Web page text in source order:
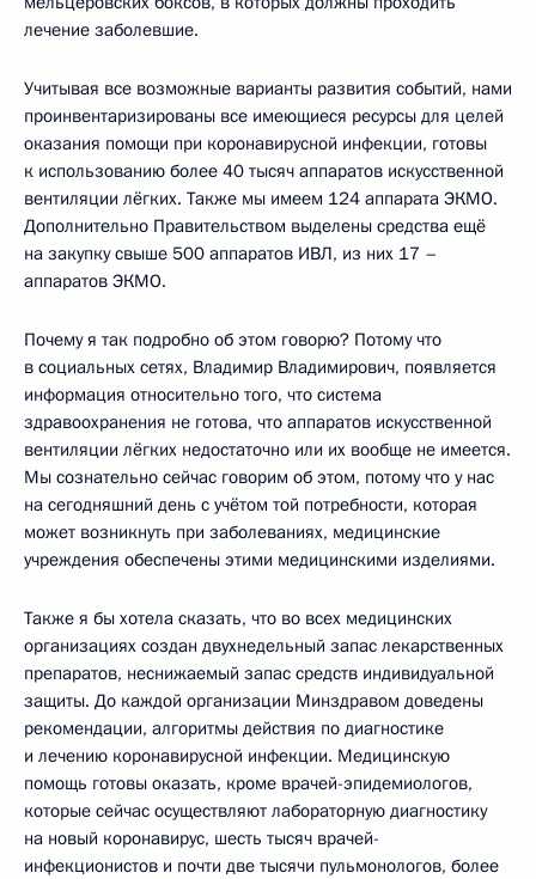
лечение заболевшие.
Учитывая все возможные варианты развития событий, нами
проинвентаризированы все имеющиеся ресурсы для целей
оказания помощи при коронавирусной инфекции, готовы
к использованию более 40 тысяч аппаратов искусственной
вентиляции лёгких. Также мы имеем 124 аппарата ЭКМО.
Дополнительно Правительством выделены средства ещё
на закупку свыше 500 аппаратов ИВЛ, из них 17 –
аппаратов ЭКМО.
Почему я так подробно об этом говорю? Потому что
в социальных сетях, Владимир Владимирович, появляется
информация относительно того, что система
здравоохранения не готова, что аппаратов искусственной
вентиляции лёгких недостаточно или их вообще не имеется.
Мы сознательно сейчас говорим об этом, потому что у нас
на сегодняшний день с учётом той потребности, которая
может возникнуть при заболеваниях, медицинские
учреждения обеспечены этими медицинскими изделиями.
Также я бы хотела сказать, что во всех медицинских
организациях создан двухнедельный запас лекарственных
препаратов, неснижаемый запас средств индивидуальной
защиты. До каждой организации Минздравом доведены
рекомендации, алгоритмы действия по диагностике
и лечению коронавирусной инфекции. Медицинскую
помощь готовы оказать, кроме врачей-эпидемиологов,
которые сейчас осуществляют лабораторную диагностику
на новый коронавирус, шесть тысяч врачей-
инфекционистов и почти две тысячи пульмонологов, более